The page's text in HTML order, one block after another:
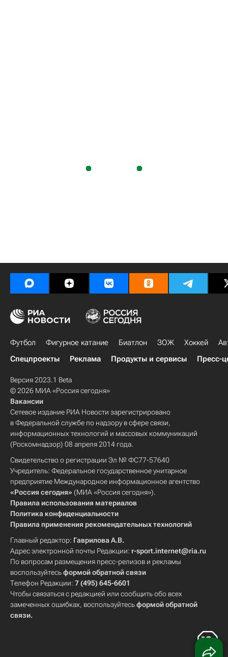
Футбол Фигурное катание Биатлон ЗОЖ Хоккей
Спецпроекты
Реклама Продукты и сервисы Пресс-
Версия 2023.1 Beta
© 2026 МИА «Россия сегодня»
Вакансии
Сетевое издание РИА Новости зарегистрировано
в Федеральной службе по надзору в сфере связи,
информационных технологий и массовых коммуникаций
(Роскомнадзор) 08 апреля 2014 года.
Свидетельство о регистрации Эл № ФС77-57640
Учредитель: Федеральное государственное унитарное
предприятие Международное информационное агентство
«Россия сегодня» (МИА «Россия сегодня»).
Правила использования материалов
Политика конфиденциальности
Правила применения рекомендательных технологий
Главный редактор: Гаврилова А.В.
Адрес электронной почты Редакции: r-sport.internet@ria.ru
По вопросам размещения пресс-релизов и рекламы
воспользуйтесьформой обратной связи
Телефон Редакции: 7 (495) 645-6601
Чтобы связаться с редакцией или сообщить обо всех
замеченных ошибках, воспользуйтесьформой обратной
связи.